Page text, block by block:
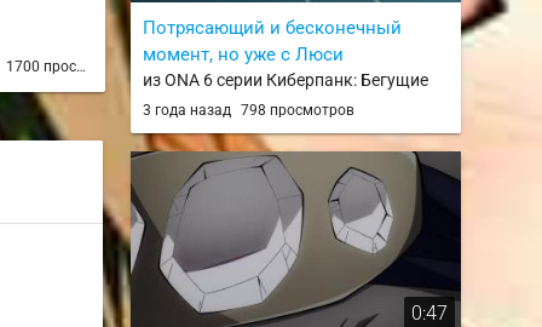
1700 просмотров 4 года назад
из 6 серии
Потрясающий и бесконечный
момент, но уже с Люси
из ONA 6 серии Киберпанк: Бегущие
по краю / Cyberpunk: Edgerunners
3 года назад 798 просмотров
0:47